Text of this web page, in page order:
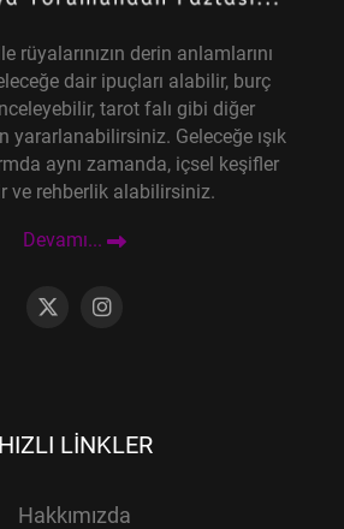
rüyalarınızın derin anlamlarını
dair ipuçları alabilir, burç
tarot falı gibi diğer
yararlanabilirsiniz. Geleceğe ışık
aynı zamanda, içsel keşifler
ve rehberlik alabilirsiniz.
Devamı...
HIZLI LINKLER
Hakkımızda